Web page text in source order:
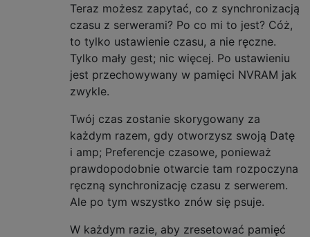
Teraz możesz zapytać, co z synchronizacją
czasu z serwerami? Po co mi to jest? Cóż,
to tylko ustawienie czasu, a nie ręczne.
Tylko mały gest; nic więcej. Po ustawieniu
jest przechowywany w pamięci NVRAM jak
zwykle.
Twój czas zostanie skorygowany za
każdym razem, gdy otworzysz swoją Datę
i amp; Preferencje czasowe, ponieważ
prawdopodobnie otwarcie tam rozpoczyna
ręczną synchronizację czasu z serwerem.
Ale po tym wszystko znów się psuje.
W każdym razie, aby zresetować pamięć